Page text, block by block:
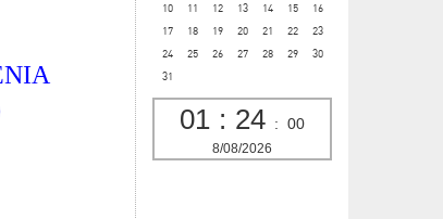
10
11 12 13 14 15
16
17
18 19 20 21 22
23
24
25 26 27 28 29
30
31
01 : 24 : 01
8/08/2026